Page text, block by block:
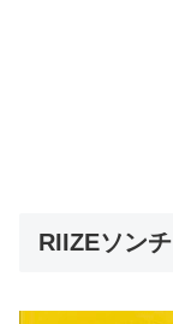
RIIZEソン